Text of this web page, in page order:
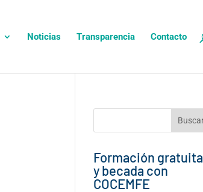
Noticias Transparencia Contacto
Formación gratuita
y becada con
COCEMFE